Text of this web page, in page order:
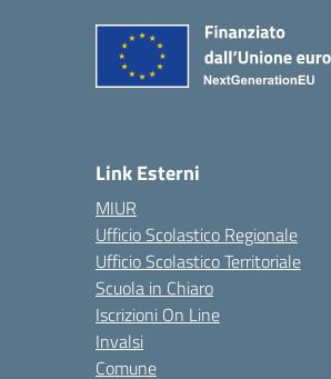
Link Esterni
MIUR
Ufficio Scolastico Regionale
Ufficio Scolastico Territoriale
Scuola in Chiaro
Iscrizioni On Line
Invalsi
Comune